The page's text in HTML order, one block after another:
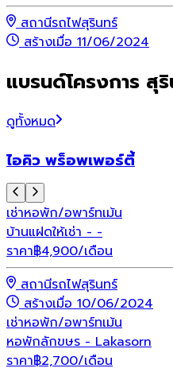
สถานีรถไฟสุรินทร์
สร้างเมื่อ 11/06/2024
แบรนด์โครงการ สุ
ดูทั้งหมด
ไอคิว พร็อพเพอร์ตี้
เช่าหอพัก/อพาร์ทเม้น
บ้านแฝดให้เช่า - -
ราคา฿4,900/เดือน
สถานีรถไฟสุรินทร์
สร้างเมื่อ 10/06/2024
เช่าหอพัก/อพาร์ทเม้น
หอพักลักขษร - Lakasorn
ราคา฿2,700/เดือน